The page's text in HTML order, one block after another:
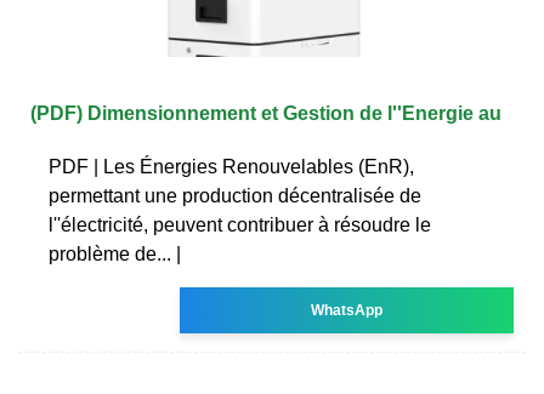
(PDF) Dimensionnement et Gestion de l''Energie au
PDF | Les Énergies Renouvelables (EnR),
permettant une production décentralisée de
l''électricité, peuvent contribuer à résoudre le
problème de... |
WhatsApp